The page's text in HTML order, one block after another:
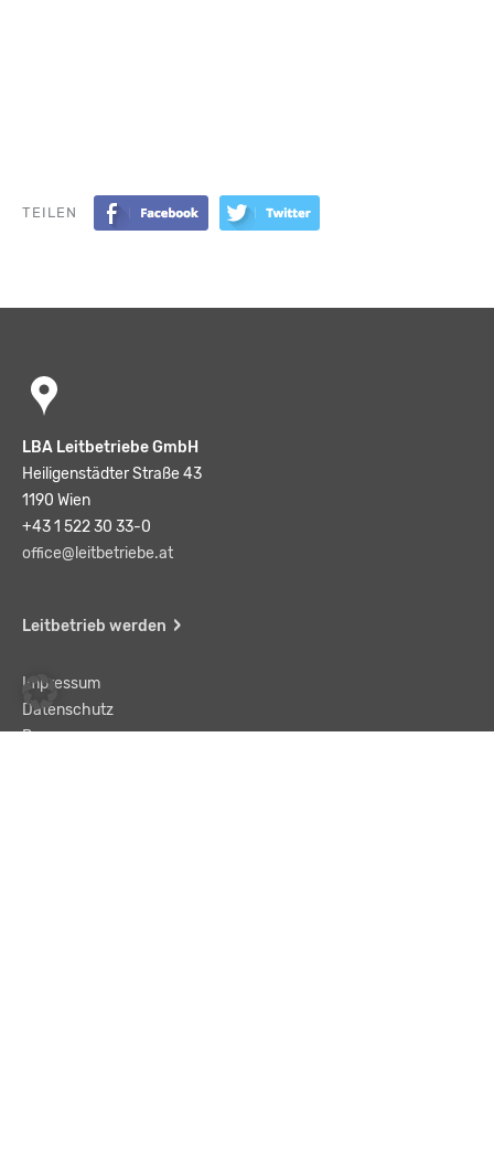
TEILEN
LBA Leitbetriebe GmbH
Heiligenstädter Straße 43
1190 Wien
+43 1 522 30 33-0
office@leitbetriebe.at
Leitbetrieb werden
Impressum
Datenschutz
Presse